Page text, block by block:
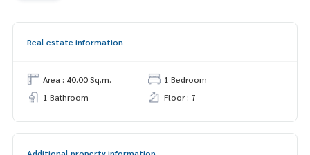
Real estate information
Area : 40.00 Sq.m.
1 Bedroom
1 Bathroom
Floor : 7